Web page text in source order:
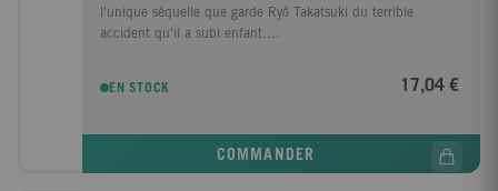
l'unique séquelle que garde Ryô Takatsuki du terrible
accident qu'il a subi enfant....
EN STOCK 17,04 €
COMMANDER